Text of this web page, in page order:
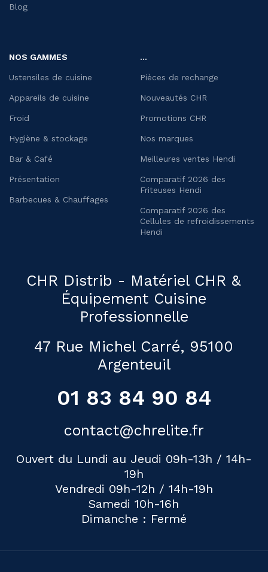
Blog
NOS GAMMES
Ustensiles de cuisine
Appareils de cuisine
Froid
Hygiène & stockage
Bar & Café
Présentation
Barbecues & Chauffages
...
Pièces de rechange
Nouveautés CHR
Promotions CHR
Nos marques
Meilleures ventes Hendi
Comparatif 2026 des
Friteuses Hendi
Comparatif 2026 des
Cellules de refroidissements
Hendi
CHR Distrib - Matériel CHR &
Équipement Cuisine
Professionnelle
47 Rue Michel Carré, 95100
Argenteuil
01 83 84 90 84
contact@chrelite.fr
Ouvert du Lundi au Jeudi 09h-13h / 14h-
19h
Vendredi 09h-12h / 14h-19h
Samedi 10h-16h
Dimanche : Fermé